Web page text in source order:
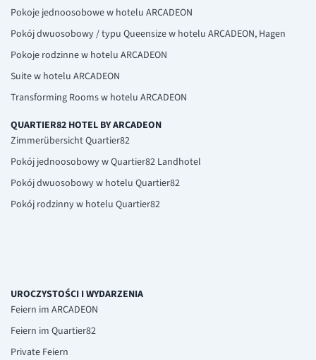
Pokoje jednoosobowe w hotelu ARCADEON
Pokój dwuosobowy / typu Queensize w hotelu ARCADEON, Hagen
Pokoje rodzinne w hotelu ARCADEON
Suite w hotelu ARCADEON
Transforming Rooms w hotelu ARCADEON
QUARTIER82 HOTEL BY ARCADEON
Zimmerübersicht Quartier82
Pokój jednoosobowy w Quartier82 Landhotel
Pokój dwuosobowy w hotelu Quartier82
Pokój rodzinny w hotelu Quartier82
UROCZYSTOŚCI I WYDARZENIA
Feiern im ARCADEON
Feiern im Quartier82
Private Feiern